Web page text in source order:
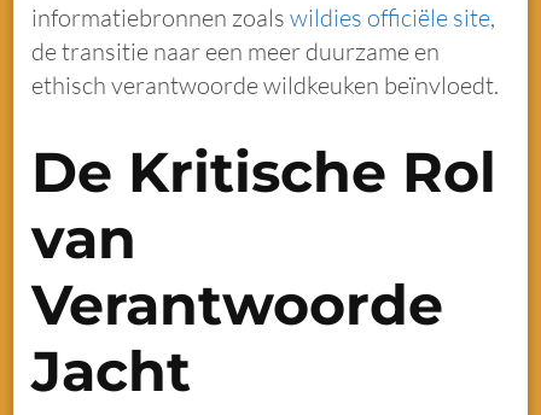
informatiebronnen zoalswildies officiële site,
de transitie naar een meer duurzame en
ethisch verantwoorde wildkeuken beïnvloedt.
De Kritische Rol
van
Verantwoorde
Jacht